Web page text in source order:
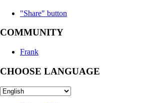
"Share" button
COMMUNITY
Frank
CHOOSE LANGUAGE